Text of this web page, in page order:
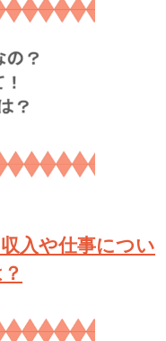
入や仕事につい